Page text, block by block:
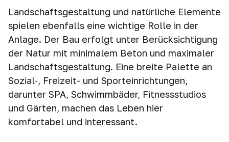
Landschaftsgestaltung und natürliche Elemente
spielen ebenfalls eine wichtige Rolle in der
Anlage. Der Bau erfolgt unter Berücksichtigung
der Natur mit minimalem Beton und maximaler
Landschaftsgestaltung. Eine breite Palette an
Sozial-, Freizeit- und Sporteinrichtungen,
darunter SPA, Schwimmbäder, Fitnessstudios
und Gärten, machen das Leben hier
komfortabel und interessant.